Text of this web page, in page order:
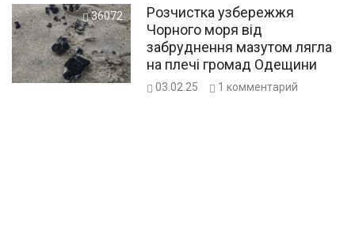
36072
Розчистка узбережжя
Чорного моря від
забруднення мазутом лягла
на плечі громад Одещини
03.02.25 1 комментарий